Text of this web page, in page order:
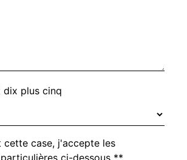
dix plus cinq
cette case, j'accepte les
ci-dessous **